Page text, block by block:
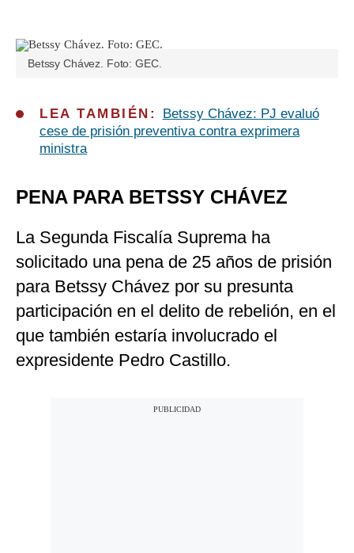
Betssy Chávez. Foto: GEC.
LEA TAMBIÉN:
Betssy Chávez: PJ evaluó
cese de prisión preventiva contra exprimera
ministra
PENA PARA BETSSY CHÁVEZ
La Segunda Fiscalía Suprema ha
solicitado una pena de 25 años de prisión
para Betssy Chávez por su presunta
participación en el delito de rebelión, en el
que también estaría involucrado el
expresidente Pedro Castillo.